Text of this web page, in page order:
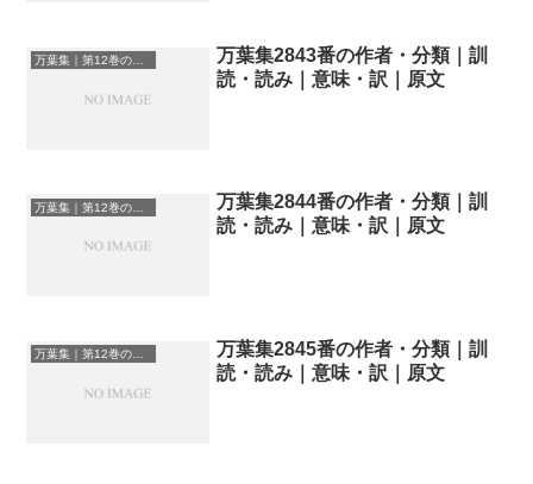
万葉集｜第12巻の和歌一覧
万葉集2843番の作者・分類｜訓
読・読み｜意味・訳｜原文
万葉集｜第12巻の和歌一覧
万葉集2844番の作者・分類｜訓
読・読み｜意味・訳｜原文
万葉集｜第12巻の和歌一覧
万葉集2845番の作者・分類｜訓
読・読み｜意味・訳｜原文